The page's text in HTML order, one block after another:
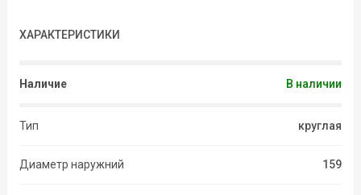
ХАРАКТЕРИСТИКИ
Наличие В наличии
Тип круглая
Диаметр наружний 159